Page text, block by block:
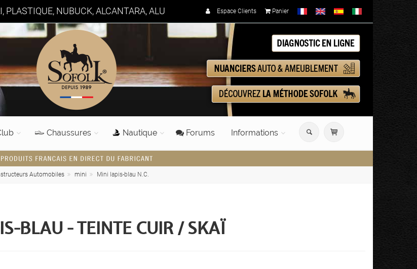
PLASTIQUE, NUBUCK, ALCANTARA, ALU Espace Clients Panier
Chaussures Nautique Forums Informations
Automobiles mini Mini lapis-blau N.C.
BLAU - TEINTE CUIR / SKAÏ